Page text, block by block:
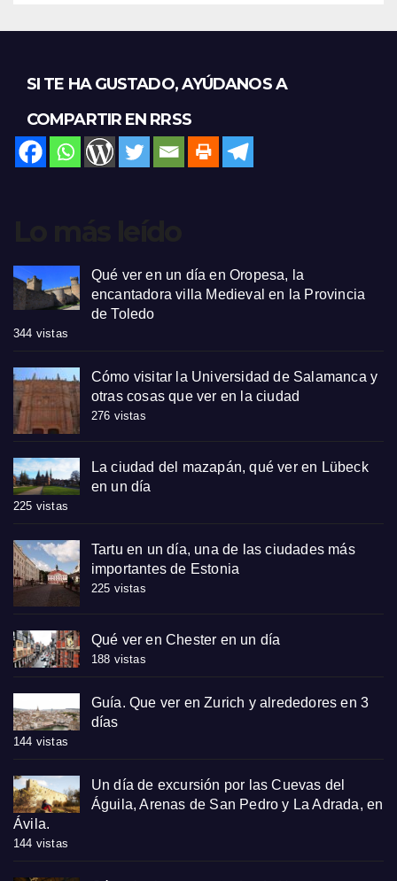
SI TE HA GUSTADO, AYÚDANOS A
COMPARTIR EN RRSS
Qué ver en un día en Oropesa, la
encantadora villa Medieval en la Provincia
de Toledo
344 vistas
Cómo visitar la Universidad de Salamanca y
otras cosas que ver en la ciudad
276 vistas
La ciudad del mazapán, qué ver en Lübeck
en un día
225 vistas
Tartu en un día, una de las ciudades más
importantes de Estonia
225 vistas
Qué ver en Chester en un día
188 vistas
Guía. Que ver en Zurich y alrededores en 3
días
144 vistas
Un día de excursión por las Cuevas del
Águila, Arenas de San Pedro y La Adrada, en
Ávila.
144 vistas